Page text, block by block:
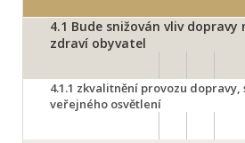
4.1 Bude snižován vliv
zdraví obyvatel
4.1.1 zkvalitnění provozu dopravy,
veřejného osvětlení